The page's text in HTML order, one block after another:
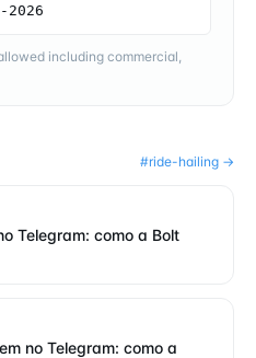
including commercial,
#ride-hailing →
Telegram: como a Bolt
no Telegram: como a